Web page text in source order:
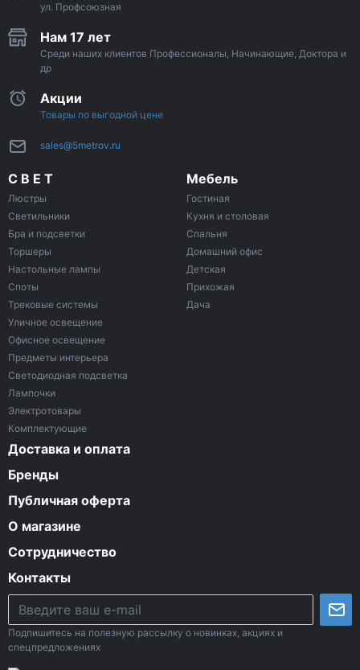
ул. Профсоюзная
Нам 17 лет
Среди наших клиентов Профессионалы, Начинающие, Доктора и
др
Акции
Товары по выгодной цене
sales@5metrov.ru
С В Е Т
Люстры
Светильники
Бра и подсветки
Торшеры
Настольные лампы
Споты
Трековые системы
Уличное освещение
Офисное освещение
Предметы интерьера
Светодиодная подсветка
Лампочки
Электротовары
Комплектующие
Мебель
Гостиная
Кухня и столовая
Спальня
Домашний офис
Детская
Прихожая
Дача
Доставка и оплата
Бренды
Публичная оферта
О магазине
Сотрудничество
Контакты
Подпишитесь на полезную рассылку о новинках, акциях и
спецпредложениях